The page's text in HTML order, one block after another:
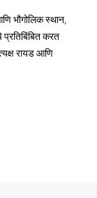
भौगोलिक स्थान,
प्रतिबिंबित करत
रायड आणि